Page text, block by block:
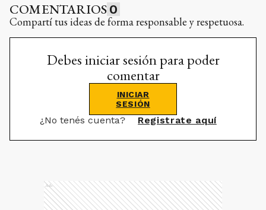
COMENTARIOS 0
Compartí tus ideas de forma responsable y respetuosa.
Debes iniciar sesión para poder
comentar
INICIAR
SESIÓN
¿No tenés cuenta? Registrate aquí
Ads